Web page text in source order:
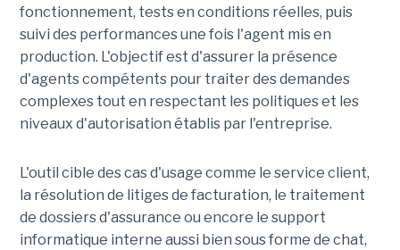
fonctionnement, tests en conditions réelles, puis
suivi des performances une fois l'agent mis en
production. L'objectif est d'assurer la présence
d'agents compétents pour traiter des demandes
complexes tout en respectant les politiques et les
niveaux d'autorisation établis par l'entreprise.
L'outil cible des cas d'usage comme le service client,
la résolution de litiges de facturation, le traitement
de dossiers d'assurance ou encore le support
informatique interne aussi bien sous forme de chat,